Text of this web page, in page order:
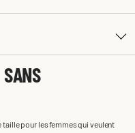
taille pour les femmes qui veulent